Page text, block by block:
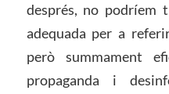
després, no podríem
adequada per a
però summament
propaganda i